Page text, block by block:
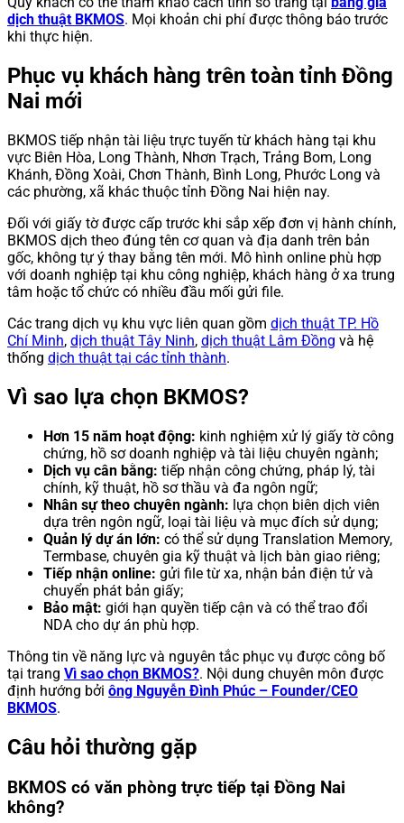
dịch thuật BKMOS. Mọi khoản chi phí được thông báo trước
khi thực hiện.
Phục vụ khách hàng trên toàn tỉnh Đồng
Nai mới
BKMOS tiếp nhận tài liệu trực tuyến từ khách hàng tại khu
vực Biên Hòa, Long Thành, Nhơn Trạch, Trảng Bom, Long
Khánh, Đồng Xoài, Chơn Thành, Bình Long, Phước Long và
các phường, xã khác thuộc tỉnh Đồng Nai hiện nay.
Đối với giấy tờ được cấp trước khi sắp xếp đơn vị hành chính,
BKMOS dịch theo đúng tên cơ quan và địa danh trên bản
gốc, không tự ý thay bằng tên mới. Mô hình online phù hợp
với doanh nghiệp tại khu công nghiệp, khách hàng ở xa trung
tâm hoặc tổ chức có nhiều đầu mối gửi file.
Các trang dịch vụ khu vực liên quan gồm dịch thuật TP. Hồ
Chí Minh, dịch thuật Tây Ninh, dịch thuật Lâm Đồng và hệ
thống dịch thuật tại các tỉnh thành.
Vì sao lựa chọn BKMOS?
Hơn 15 năm hoạt động: kinh nghiệm xử lý giấy tờ công
chứng, hồ sơ doanh nghiệp và tài liệu chuyên ngành;
Dịch vụ cân bằng: tiếp nhận công chứng, pháp lý, tài
chính, kỹ thuật, hồ sơ thầu và đa ngôn ngữ;
Nhân sự theo chuyên ngành: lựa chọn biên dịch viên
dựa trên ngôn ngữ, loại tài liệu và mục đích sử dụng;
Quản lý dự án lớn: có thể sử dụng Translation Memory,
Termbase, chuyên gia kỹ thuật và lịch bàn giao riêng;
Tiếp nhận online: gửi file từ xa, nhận bản điện tử và
chuyển phát bản giấy;
Bảo mật: giới hạn quyền tiếp cận và có thể trao đổi
NDA cho dự án phù hợp.
Thông tin về năng lực và nguyên tắc phục vụ được công bố
tại trang Vì sao chọn BKMOS?. Nội dung chuyên môn được
định hướng bởi ông Nguyễn Đình Phúc – Founder/CEO
BKMOS.
Câu hỏi thường gặp
BKMOS có văn phòng trực tiếp tại Đồng Nai
không?